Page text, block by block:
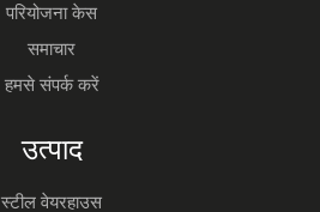
परियोजना केस
समाचार
हमसे संपर्क करें
उत्पाद
स्टील वेयरहाउस